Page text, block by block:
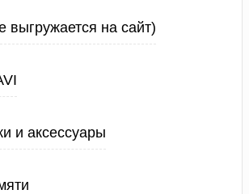
выгружается на сайт)
и аксессуары